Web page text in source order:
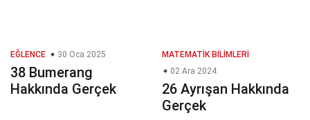
EĞLENCE 30 Oca 2025
38 Bumerang
Hakkında Gerçek
MATEMATIK BILIMLERI
02 Ara 2024
26 Ayrışan Hakkında
Gerçek